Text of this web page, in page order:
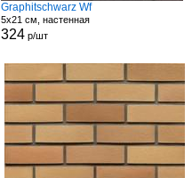
Graphitschwarz Wf
5x21 см, настенная
324 р/шт